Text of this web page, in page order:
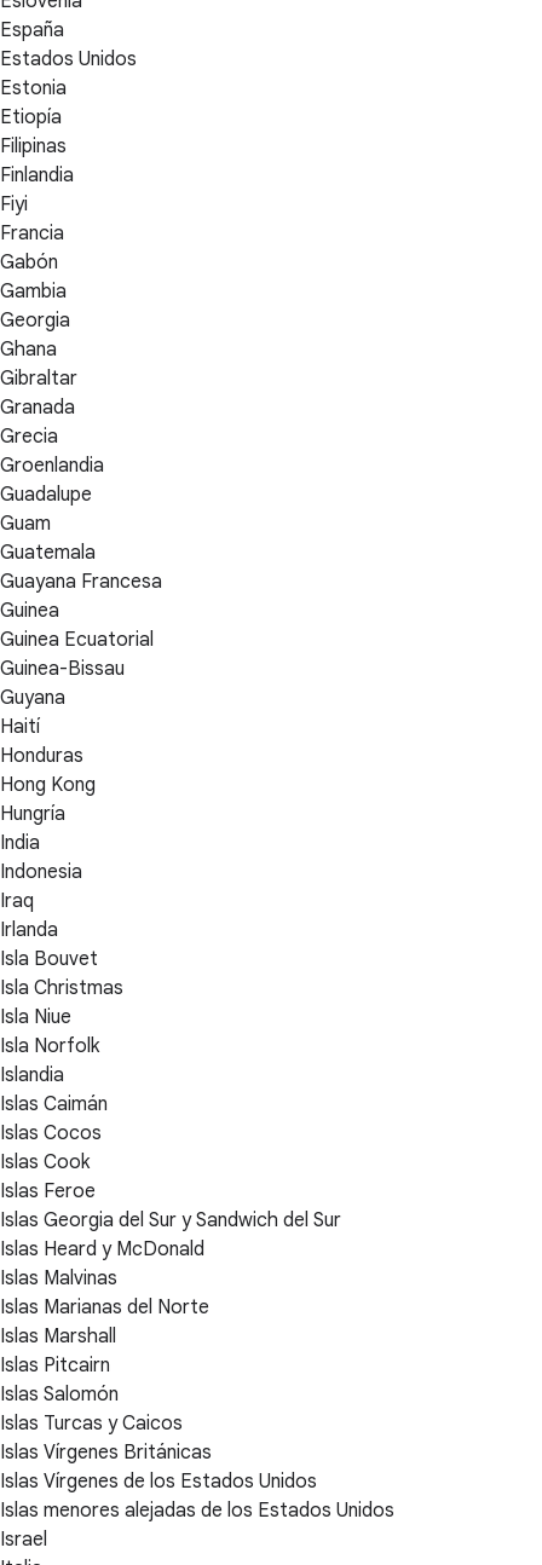
España
Estados Unidos
Estonia
Etiopía
Filipinas
Finlandia
Fiyi
Francia
Gabón
Gambia
Georgia
Ghana
Gibraltar
Granada
Grecia
Groenlandia
Guadalupe
Guam
Guatemala
Guayana Francesa
Guinea
Guinea Ecuatorial
Guinea-Bissau
Guyana
Haití
Honduras
Hong Kong
Hungría
India
Indonesia
Iraq
Irlanda
Isla Bouvet
Isla Christmas
Isla Niue
Isla Norfolk
Islandia
Islas Caimán
Islas Cocos
Islas Cook
Islas Feroe
Islas Georgia del Sur y Sandwich del Sur
Islas Heard y McDonald
Islas Malvinas
Islas Marianas del Norte
Islas Marshall
Islas Pitcairn
Islas Salomón
Islas Turcas y Caicos
Islas Vírgenes Británicas
Islas Vírgenes de los Estados Unidos
Islas menores alejadas de los Estados Unidos
Israel